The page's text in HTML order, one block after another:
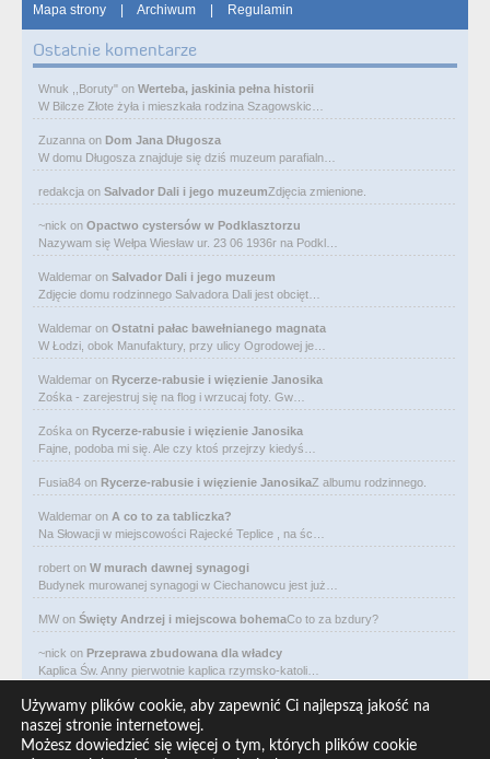
Mapa strony | Archiwum | Regulamin
Ostatnie komentarze
Wnuk ,,Boruty" on Werteba, jaskinia pełna historii
W Bilcze Złote żyła i mieszkała rodzina Szagowskic…
Zuzanna on Dom Jana Długosza
W domu Długosza znajduje się dziś muzeum parafialn…
redakcja on Salvador Dali i jego muzeumZdjęcia zmienione.
~nick on Opactwo cystersów w Podklasztorzu
Nazywam się Wełpa Wiesław ur. 23 06 1936r na Podkl…
Waldemar on Salvador Dali i jego muzeum
Zdjęcie domu rodzinnego Salvadora Dali jest obcięt…
Waldemar on Ostatni pałac bawełnianego magnata
W Łodzi, obok Manufaktury, przy ulicy Ogrodowej je…
Waldemar on Rycerze-rabusie i więzienie Janosika
Zośka - zarejestruj się na flog i wrzucaj foty. Gw…
Zośka on Rycerze-rabusie i więzienie Janosika
Fajne, podoba mi się. Ale czy ktoś przejrzy kiedyś…
Fusia84 on Rycerze-rabusie i więzienie JanosikaZ albumu rodzinnego.
Waldemar on A co to za tabliczka?
Na Słowacji w miejscowości Rajecké Teplice , na śc…
robert on W murach dawnej synagogi
Budynek murowanej synagogi w Ciechanowcu jest już…
MW on Święty Andrzej i miejscowa bohemaCo to za bzdury?
~nick on Przeprawa zbudowana dla władcy
Kaplica Św. Anny pierwotnie kaplica rzymsko-katoli…
Waldemar on Niewolniczy proceder królów Dahomeju
Zwracają uwagę lampy uliczne z bateriami słoneczny…
Waldemar on Adam Asnyk. Poeta z mojego miasta
Używamy plików cookie, aby zapewnić Ci najlepszą jakość na
naszej stronie internetowej.
Możesz dowiedzieć się więcej o tym, których plików cookie